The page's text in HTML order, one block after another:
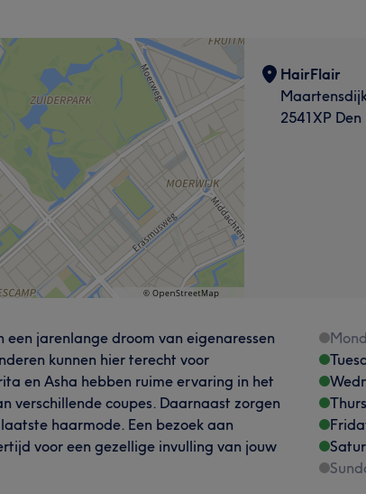
HairFlair
2541XP
jarenlange droom van eigenaressen
kunnen hier terecht voor
en Asha hebben ruime ervaring in het
verschillende coupes. Daarnaast zorgen
haarmode. Een bezoek aan
voor een gezellige invulling van jouw